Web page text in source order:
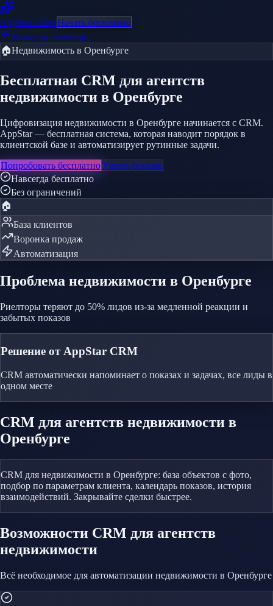
AppStarCRMНачать бесплатно
Назад на главную
🏠Недвижимость в Оренбурге
Бесплатная CRM для агентств
недвижимости в Оренбурге
Цифровизация недвижимости в Оренбурге начинается с CRM.
AppStar — бесплатная система, которая наводит порядок в
клиентской базе и автоматизирует рутинные задачи.
Попробовать бесплатноУзнать больше
Навсегда бесплатно
Без ограничений
🏠
База клиентов
Воронка продаж
Автоматизация
Проблема недвижимости в Оренбурге
Риелторы теряют до 50% лидов из-за медленной реакции и
забытых показов
Решение от AppStar CRM
CRM автоматически напоминает о показах и задачах, все лиды в
одном месте
CRM для агентств недвижимости в
Оренбурге
CRM для недвижимости в Оренбурге: база объектов с фото,
подбор по параметрам клиента, календарь показов, история
взаимодействий. Закрывайте сделки быстрее.
Возможности CRM для агентств
недвижимости
Всё необходимое для автоматизации недвижимости в Оренбурге